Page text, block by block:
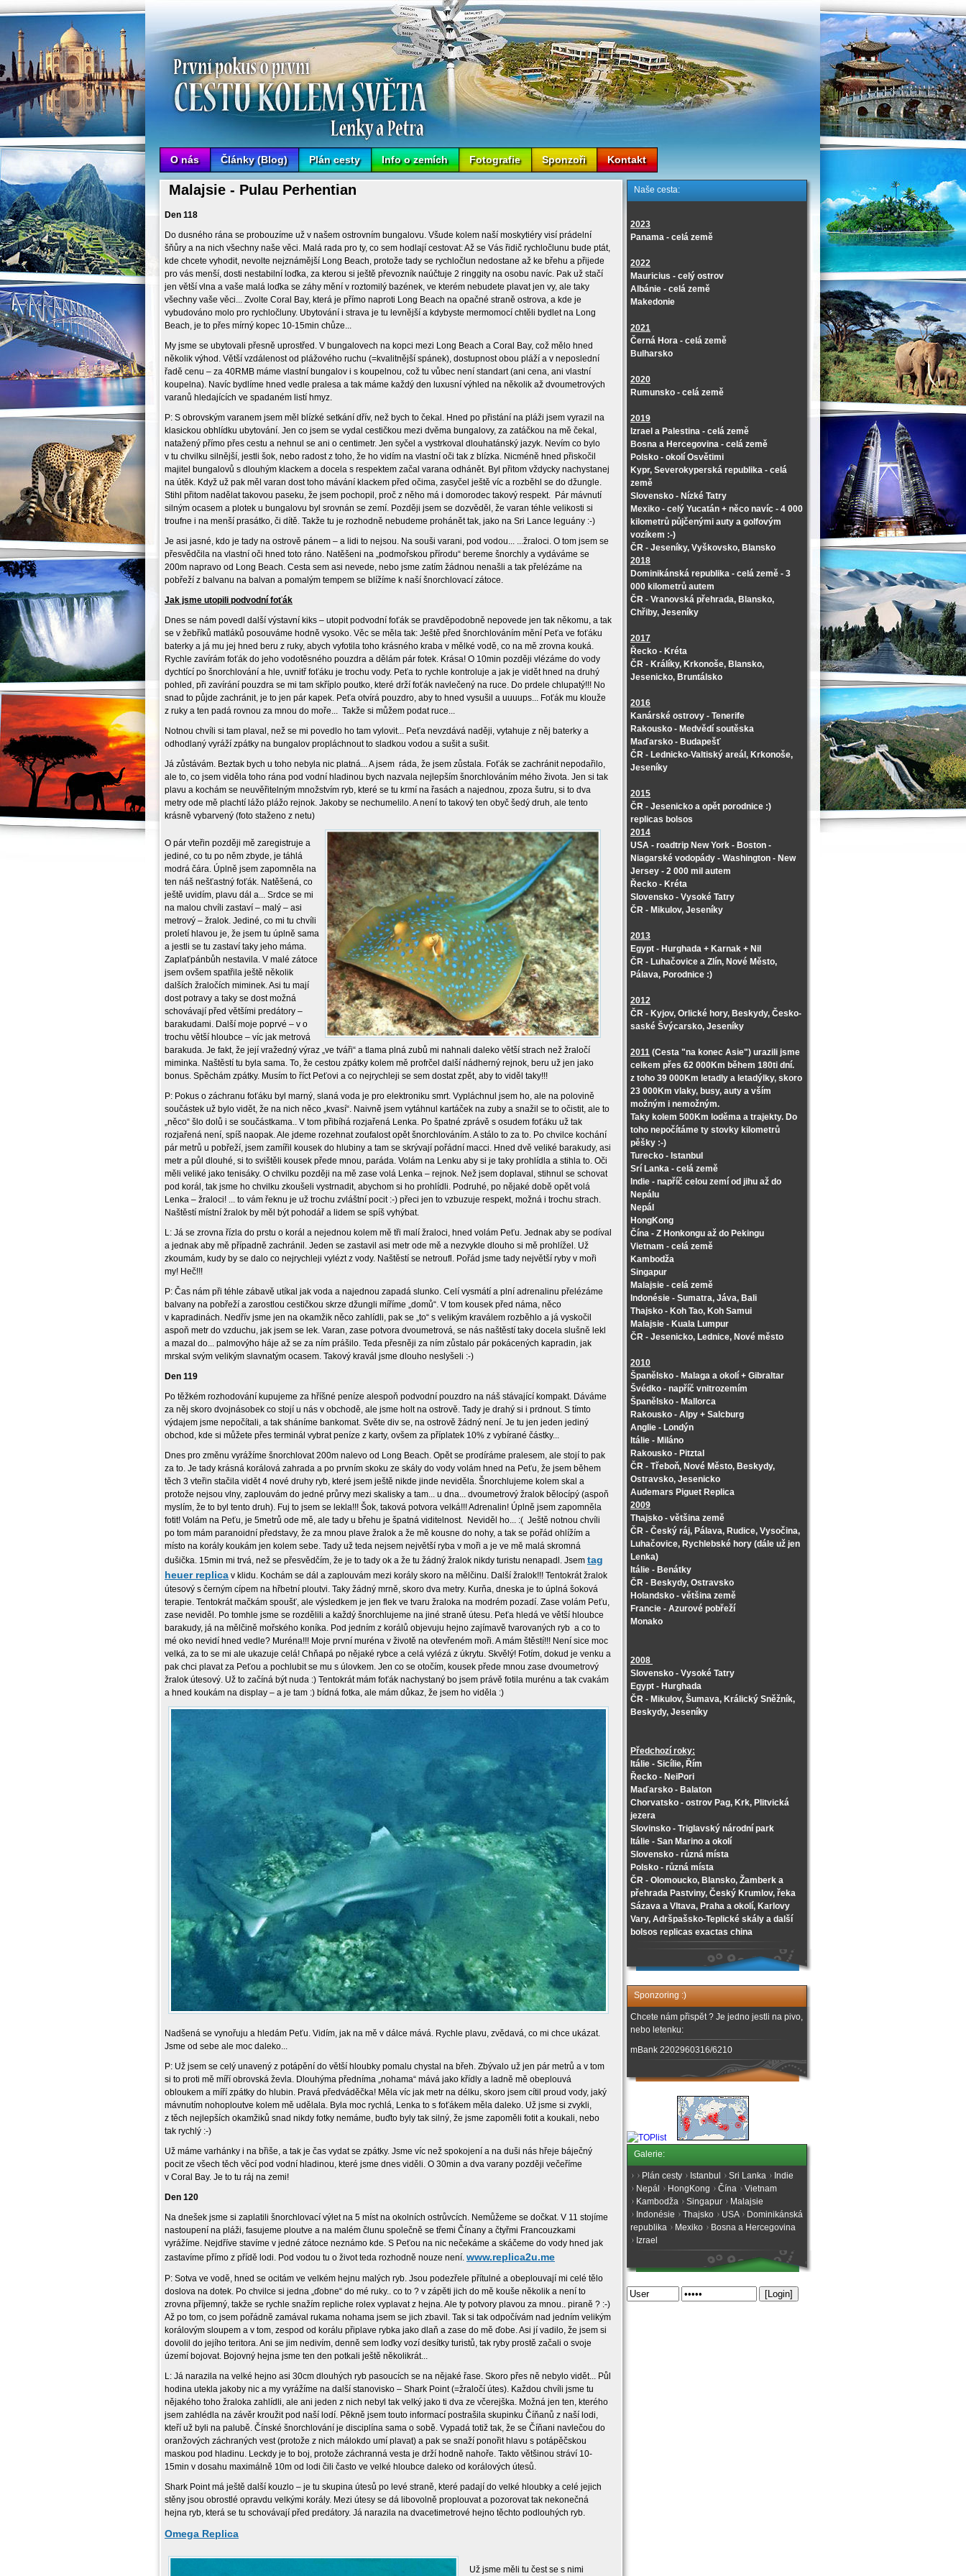
O nás Články (Blog) Plán cesty Info o zemích Fotografie Sponzoři Kontakt
Malajsie - Pulau Perhentian
Den 118
Do dusného rána se probouzíme už v našem ostrovním bungalovu. Všude kolem naší moskytiéry visí prádelní
šňůry a na nich všechny naše věci. Malá rada pro ty, co sem hodlají cestovat: Až se Vás řidič rychločlunu bude ptát,
kde chcete vyhodit, nevolte nejznámější Long Beach, protože tady se rychločlun nedostane až ke břehu a přijede
pro vás menší, dosti nestabilní loďka, za kterou si ještě převozník naúčtuje 2 ringgity na osobu navíc. Pak už stačí
jen větší vlna a vaše malá loďka se záhy mění v roztomilý bazének, ve kterém nebudete plavat jen vy, ale taky
všechny vaše věci... Zvolte Coral Bay, která je přímo naproti Long Beach na opačné straně ostrova, a kde je
vybudováno molo pro rychločluny. Ubytování i strava je tu levnější a kdybyste mermomocí chtěli bydlet na Long
Beach, je to přes mírný kopec 10-15min chůze...
My jsme se ubytovali přesně uprostřed. V bungalovech na kopci mezi Long Beach a Coral Bay, což mělo hned
několik výhod. Větší vzdálenost od plážového ruchu (=kvalitnější spánek), dostupnost obou pláží a v neposlední
řadě cenu – za 40RMB máme vlastní bungalov i s koupelnou, což tu vůbec není standart (ani cena, ani vlastní
koupelna). Navíc bydlíme hned vedle pralesa a tak máme každý den luxusní výhled na několik až dvoumetrových
varanů hledajících ve spadaném listí hmyz.
P: S obrovským varanem jsem měl blízké setkání dřív, než bych to čekal. Hned po přistání na pláži jsem vyrazil na
klasickou obhlídku ubytování. Jen co jsem se vydal cestičkou mezi dvěma bungalovy, za zatáčkou na mě čekal,
natažený přímo přes cestu a nehnul se ani o centimetr. Jen syčel a vystrkoval dlouhatánský jazyk. Nevím co bylo
v tu chvilku silnější, jestli šok, nebo radost z toho, že ho vidím na vlastní oči tak z blízka. Nicméně hned přiskočil
majitel bungalovů s dlouhým klackem a docela s respektem začal varana odhánět. Byl přitom vždycky nachystanej
na útěk. Když už pak měl varan dost toho mávání klackem před očima, zasyčel ještě víc a rozběhl se do džungle.
Stihl přitom nadělat takovou paseku, že jsem pochopil, proč z něho má i domorodec takový respekt. Pár mávnutí
silným ocasem a plotek u bungalovu byl srovnán se zemí. Později jsem se dozvěděl, že varan téhle velikosti si
troufne i na menší prasátko, či dítě. Takže tu je rozhodně nebudeme prohánět tak, jako na Sri Lance leguány :-)
Je asi jasné, kdo je tady na ostrově pánem – a lidi to nejsou. Na souši varani, pod vodou... ...žraloci. O tom jsem se
přesvědčila na vlastní oči hned toto ráno. Natěšeni na „podmořskou přírodu“ bereme šnorchly a vydáváme se
200m napravo od Long Beach. Cesta sem asi nevede, nebo jsme zatím žádnou nenašli a tak přelézáme na
pobřeží z balvanu na balvan a pomalým tempem se blížíme k naší šnorchlovací zátoce.
Jak jsme utopili podvodní foťák
Dnes se nám povedl další výstavní kiks – utopit podvodní foťák se pravděpodobně nepovede jen tak někomu, a tak
se v žebříků matláků posouváme hodně vysoko. Věc se měla tak: Ještě před šnorchlováním mění Peťa ve foťáku
baterky a já mu jej hned beru z ruky, abych vyfotila toho krásného kraba v mělké vodě, co na mě zrovna kouká.
Rychle zavírám foťák do jeho vodotěsného pouzdra a dělám pár fotek. Krása! O 10min později vlézáme do vody
dychtící po šnorchlování a hle, uvnitř foťáku je trochu vody. Peťa to rychle kontroluje a jak je vidět hned na druhý
pohled, při zavírání pouzdra se mi tam skříplo poutko, které drží foťák navlečený na ruce. Do prdele chlupatý!!! No
snad to půjde zachránit, je to jen pár kapek. Peťa otvírá pouzdro, aby to hned vysušil a uuuups... Foťák mu klouže
z ruky a ten padá rovnou za mnou do moře... Takže si můžem podat ruce...
Notnou chvíli si tam plaval, než se mi povedlo ho tam vylovit... Peťa nevzdává naději, vytahuje z něj baterky a
odhodlaný vyráží zpátky na bungalov propláchnout to sladkou vodou a sušit a sušit.
Já zůstávám. Beztak bych u toho nebyla nic platná... A jsem ráda, že jsem zůstala. Foťák se zachránit nepodařilo,
ale to, co jsem viděla toho rána pod vodní hladinou bych nazvala nejlepším šnorchlováním mého života. Jen si tak
plavu a kochám se neuvěřitelným množstvím ryb, které se tu krmí na řasách a najednou, zpoza šutru, si to dva
metry ode mě plachtí lážo plážo rejnok. Jakoby se nechumelilo. A není to takový ten obyč šedý druh, ale tento
krásně vybarvený (foto staženo z netu)
O pár vteřin později mě zaregistruje a
jediné, co tu po něm zbyde, je táhlá
modrá čára. Úplně jsem zapomněla na
ten náš nešťastný foťák. Natěšená, co
ještě uvidím, plavu dál a... Srdce se mi
na malou chvíli zastaví – malý – asi
metrový – žralok. Jediné, co mi tu chvíli
proletí hlavou je, že jsem tu úplně sama
a jestli se tu zastaví taky jeho máma.
Zaplaťpánbůh nestavila. V malé zátoce
jsem ovšem spatřila ještě několik
dalších žraločích miminek. Asi tu mají
dost potravy a taky se dost možná
schovávají před většími predátory –
barakudami. Další moje poprvé – v o
trochu větší hloubce – víc jak metrová
barakuda. Je fakt, že její vražedný výraz „ve tváři“ a tlama plná zubů mi nahnali daleko větší strach než žraločí
miminka. Naštěstí tu byla sama. To, že cestou zpátky kolem mě profrčel další nádherný rejnok, beru už jen jako
bonus. Spěchám zpátky. Musím to říct Peťovi a co nejrychleji se sem dostat zpět, aby to viděl taky!!!
P: Pokus o záchranu foťáku byl marný, slaná voda je pro elektroniku smrt. Vypláchnul jsem ho, ale na polovině
součástek už bylo vidět, že na nich něco „kvasí“. Naivně jsem vytáhnul kartáček na zuby a snažil se to očistit, ale to
„něco“ šlo dolů i se součástkama.. V tom přibíhá rozjařená Lenka. Po špatné zprávě s osudem foťáku už tak
rozjařená není, spíš naopak. Ale jdeme rozehnat zoufalost opět šnorchlováním. A stálo to za to. Po chvilce kochání
pár metrů u pobřeží, jsem zamířil kousek do hlubiny a tam se skrývají pořádní macci. Hned dvě veliké barakudy, asi
metr a půl dlouhé, si to svištěli kousek přede mnou, paráda. Volám na Lenku aby si je taky prohlídla a stihla to. Oči
měli veliké jako tenisáky. O chvilku později na mě zase volá Lenka – rejnok. Než jsem doplaval, stihnul se schovat
pod korál, tak jsme ho chvilku zkoušeli vystrnadit, abychom si ho prohlídli. Podruhé, po nějaké době opět volá
Lenka – žraloci! ... to vám řeknu je už trochu zvláštní pocit :-) přeci jen to vzbuzuje respekt, možná i trochu strach.
Naštěstí místní žralok by měl být pohodář a lidem se spíš vyhýbat.
L: Já se zrovna řízla do prstu o korál a nejednou kolem mě tři malí žraloci, hned volám Peťu. Jednak aby se podíval
a jednak aby mě případně zachránil. Jeden se zastavil asi metr ode mě a nezvykle dlouho si mě prohlížel. Už
zkoumám, kudy by se dalo co nejrychleji vylézt z vody. Naštěstí se netroufl. Pořád jsme tady největší ryby v moři
my! Heč!!!
P: Čas nám při téhle zábavě utíkal jak voda a najednou zapadá slunko. Celí vysmátí a plní adrenalinu přelézáme
balvany na pobřeží a zarostlou cestičkou skrze džungli míříme „domů“. V tom kousek před náma, něco
v kapradinách. Nedřív jsme jen na okamžik něco zahlídli, pak se „to“ s velikým kraválem rozběhlo a já vyskočil
aspoň metr do vzduchu, jak jsem se lek. Varan, zase potvora dvoumetrová, se nás naštěstí taky docela slušně lekl
a mazal do... palmovýho háje až se za ním prášilo. Teda přesněji za ním zůstalo pár pokácených kapradin, jak
mrskal svým velikým slavnatým ocasem. Takový kravál jsme dlouho neslyšeli :-)
Den 119
Po těžkém rozhodování kupujeme za hříšné peníze alespoň podvodní pouzdro na náš stávající kompakt. Dáváme
za něj skoro dvojnásobek co stojí u nás v obchodě, ale jsme holt na ostrově. Tady je drahý si i prdnout. S tímto
výdajem jsme nepočítali, a tak sháníme bankomat. Světe div se, na ostrově žádný není. Je tu jen jeden jediný
obchod, kde si můžete přes terminál vybrat peníze z karty, ovšem za příplatek 10% z vybírané částky...
Dnes pro změnu vyrážíme šnorchlovat 200m nalevo od Long Beach. Opět se prodíráme pralesem, ale stojí to pak
za to. Je tady krásná korálová zahrada a po prvním skoku ze skály do vody volám hned na Peťu, že jsem během
těch 3 vteřin stačila vidět 4 nové druhy ryb, které jsem ještě nikde jinde neviděla. Šnorchlujeme kolem skal a
protože nejsou vlny, zaplouvám do jedné průrvy mezi skalisky a tam... u dna... dvoumetrový žralok bělocípý (aspoň
myslím, že to byl tento druh). Fuj to jsem se lekla!!! Šok, taková potvora velká!!! Adrenalin! Úplně jsem zapomněla
fotit! Volám na Peťu, je 5metrů ode mě, ale tady u břehu je špatná viditelnost. Neviděl ho... :( Ještě notnou chvíli
po tom mám paranoidní představy, že za mnou plave žralok a že mě kousne do nohy, a tak se pořád ohlížím a
místo na korály koukám jen kolem sebe. Tady už teda nejsem největší ryba v moři a je ve mě malá skromná
dušička. 15min mi trvá, než se přesvědčím, že je to tady ok a že tu žádný žralok nikdy turistu nenapadl. Jsem tag
heuer replica v klidu. Kochám se dál a zaplouvám mezi korály skoro na mělčinu. Další žralok!!! Tentokrát žralok
útesový s černým cípem na hřbetní ploutvi. Taky žádný mrně, skoro dva metry. Kurňa, dneska je to úplná šoková
terapie. Tentokrát mačkám spoušť, ale výsledkem je jen flek ve tvaru žraloka na modrém pozadí. Zase volám Peťu,
zase neviděl. Po tomhle jsme se rozdělili a každý šnorchlujeme na jiné straně útesu. Peťa hledá ve větší hloubce
barakudy, já na mělčině mořského koníka. Pod jedním z korálů objevuju hejno zajímavě tvarovaných ryb a co to
mé oko nevidí hned vedle? Muréna!!! Moje první muréna v životě na otevřeném moři. A mám štěstí!!! Není sice moc
velká, za to se mi ale ukazuje celá! Chňapá po nějaké rybce a celá vylézá z úkrytu. Skvělý! Fotím, dokud je venku a
pak chci plavat za Peťou a pochlubit se mu s úlovkem. Jen co se otočím, kousek přede mnou zase dvoumetrový
žralok útesový. Už to začíná být nuda :) Tentokrát mám foťák nachystaný bo jsem právě fotila murénu a tak cvakám
a hned koukám na display – a je tam :) bídná fotka, ale mám důkaz, že jsem ho viděla :)
Nadšená se vynořuju a hledám Peťu. Vidím, jak na mě v dálce mává. Rychle plavu, zvědavá, co mi chce ukázat.
Jsme od sebe ale moc daleko...
P: Už jsem se celý unavený z potápění do větší hloubky pomalu chystal na břeh. Zbývalo už jen pár metrů a v tom
si to proti mě míří obrovská ževla. Dlouhýma předníma „nohama“ mává jako křídly a ladně mě obeplouvá
obloukem a míří zpátky do hlubin. Pravá předváděčka! Měla víc jak metr na délku, skoro jsem cítil proud vody, jaký
mávnutím nohoploutve kolem mě udělala. Byla moc rychlá, Lenka to s foťákem měla daleko. Už jsme si zvykli,
z těch nejlepších okamžiků snad nikdy fotky nemáme, buďto byly tak silný, že jsme zapoměli fotit a koukali, nebo
tak rychlý :-)
Už máme varhánky i na břiše, a tak je čas vydat se zpátky. Jsme víc než spokojení a na duši nás hřeje báječný
pocit ze všech těch věcí pod vodní hladinou, které jsme dnes viděli. O 30min a dva varany později večeříme
v Coral Bay. Je to tu ráj na zemi!
Den 120
Na dnešek jsme si zaplatili šnorchlovací výlet na 5 míst na okolních ostrůvcích. Nemůžeme se dočkat. V 11 stojíme
nastoupení na pláži, fasujeme ploutve a na malém člunu společně se třemi Čínany a čtyřmi Francouzkami
vyrážíme. Nejdříve stavíme v jedné zátoce neznámo kde. S Peťou na nic nečekáme a skáčeme do vody hned jak
zastavíme přímo z přídě lodi. Pod vodou tu o život teda rozhodně nouze není. www.replica2u.me
P: Sotva ve vodě, hned se ocitám ve velkém hejnu malých ryb. Jsou podezřele přítulné a obeplouvají mi celé tělo
doslova na dotek. Po chvilce si jedna „ďobne“ do mé ruky.. co to ? v zápěti jich do mě kouše několik a není to
zrovna příjemný, takže se rychle snažím repliche rolex vyplavat z hejna. Ale ty potvory plavou za mnou.. piraně ? :-)
Až po tom, co jsem pořádně zamával rukama nohama jsem se jich zbavil. Tak si tak odpočívám nad jedním velikým
korálovým sloupem a v tom, zespod od korálu připlave rybka jako dlaň a zase do mě ďobe. Asi jí vadilo, že jsem si
dovolil do jejího teritora. Ani se jim nedivím, denně sem loďky vozí desítky turistů, tak ryby prostě začali o svoje
území bojovat. Bojovný hejna jsme ten den potkali ještě několikrát...
L: Já narazila na velké hejno asi 30cm dlouhých ryb pasoucích se na nějaké řase. Skoro přes ně nebylo vidět... Půl
hodina utekla jakoby nic a my vyrážíme na další stanovisko – Shark Point (=žraločí útes). Každou chvíli jsme tu
nějakého toho žraloka zahlídli, ale ani jeden z nich nebyl tak velký jako ti dva ze včerejška. Možná jen ten, kterého
jsem zahlédla na závěr kroužit pod naší lodí. Pěkně jsem touto informací postrašila skupinku Číňanů z naší lodi,
kteří už byli na palubě. Čínské šnorchlování je disciplína sama o sobě. Vypadá totiž tak, že se Číňani navlečou do
oranžových záchraných vest (protože z nich málokdo umí plavat) a pak se snaží ponořit hlavu s potápěčskou
maskou pod hladinu. Leckdy je to boj, protože záchranná vesta je drží hodně nahoře. Takto většinou stráví 10-
15min v dosahu maximálně 10m od lodi čili často ve velké hloubce daleko od korálových útesů.
Shark Point má ještě další kouzlo – je tu skupina útesů po levé straně, které padají do velké hloubky a celé jejich
stěny jsou obrostlé opravdu velkými korály. Mezi útesy se dá libovolně proplouvat a pozorovat tak nekonečná
hejna ryb, která se tu schovávají před predátory. Já narazila na dvacetimetrové hejno těchto podlouhých ryb.
Omega Replica
Už jsme měli tu čest se s nimi
Naše cesta:
2023
Panama - celá země
2022
Mauricius - celý ostrov
Albánie - celá země
Makedonie
2021
Černá Hora - celá země
Bulharsko
2020
Rumunsko - celá země
2019
Izrael a Palestina - celá země
Bosna a Hercegovina - celá země
Polsko - okolí Osvětimi
Kypr, Severokyperská republika - celá
země
Slovensko - Nízké Tatry
Mexiko - celý Yucatán + něco navíc - 4 000
kilometrů půjčenými auty a golfovým
vozíkem :-)
ČR - Jeseníky, Vyškovsko, Blansko
2018
Dominikánská republika - celá země - 3
000 kilometrů autem
ČR - Vranovská přehrada, Blansko,
Chřiby, Jeseníky
2017
Řecko - Kréta
ČR - Králíky, Krkonoše, Blansko,
Jesenicko, Bruntálsko
2016
Kanárské ostrovy - Tenerife
Rakousko - Medvědí soutěska
Maďarsko - Budapešť
ČR - Lednicko-Valtiský areál, Krkonoše,
Jeseníky
2015
ČR - Jesenicko a opět porodnice :)
replicas bolsos
2014
USA - roadtrip New York - Boston -
Niagarské vodopády - Washington - New
Jersey - 2 000 mil autem
Řecko - Kréta
Slovensko - Vysoké Tatry
ČR - Mikulov, Jeseníky
2013
Egypt - Hurghada + Karnak + Nil
ČR - Luhačovice a Zlín, Nové Město,
Pálava, Porodnice :)
2012
ČR - Kyjov, Orlické hory, Beskydy, Česko-
saské Švýcarsko, Jeseníky
2011 (Cesta "na konec Asie") urazili jsme
celkem přes 62 000Km během 180ti dní.
z toho 39 000Km letadly a letadýlky, skoro
23 000Km vlaky, busy, auty a vším
možným i nemožným.
Taky kolem 500Km loděma a trajekty. Do
toho nepočítáme ty stovky kilometrů
pěšky :-)
Turecko - Istanbul
Srí Lanka - celá země
Indie - napříč celou zemí od jihu až do
Nepálu
Nepál
HongKong
Čína - Z Honkongu až do Pekingu
Vietnam - celá země
Kambodža
Singapur
Malajsie - celá země
Indonésie - Sumatra, Jáva, Bali
Thajsko - Koh Tao, Koh Samui
Malajsie - Kuala Lumpur
ČR - Jesenicko, Lednice, Nové město
2010
Španělsko - Malaga a okolí + Gibraltar
Švédko - napříč vnitrozemím
Španělsko - Mallorca
Rakousko - Alpy + Salcburg
Anglie - Londýn
Itálie - Miláno
Rakousko - Pitztal
ČR - Třeboň, Nové Město, Beskydy,
Ostravsko, Jesenicko
Audemars Piguet Replica
2009
Thajsko - většina země
ČR - Český ráj, Pálava, Rudice, Vysočina,
Luhačovice, Rychlebské hory (dále už jen
Lenka)
Itálie - Benátky
ČR - Beskydy, Ostravsko
Holandsko - většina země
Francie - Azurové pobřeží
Monako
2008
Slovensko - Vysoké Tatry
Egypt - Hurghada
ČR - Mikulov, Šumava, Králický Sněžník,
Beskydy, Jeseníky
Předchozí roky:
Itálie - Sicílie, Řím
Řecko - NeiPori
Maďarsko - Balaton
Chorvatsko - ostrov Pag, Krk, Plitvická
jezera
Slovinsko - Triglavský národní park
Itálie - San Marino a okolí
Slovensko - různá místa
Polsko - různá místa
ČR - Olomoucko, Blansko, Žamberk a
přehrada Pastviny, Český Krumlov, řeka
Sázava a Vltava, Praha a okolí, Karlovy
Vary, Adršpašsko-Teplické skály a další
bolsos replicas exactas china
Sponzoring :)
Chcete nám přispět ? Je jedno jestli na pivo,
nebo letenku:
mBank 2202960316/6210
Galerie:
Plán cesty Istanbul Sri Lanka
Indie
Nepál
HongKong Čína
Vietnam
Kambodža
Singapur
Malajsie
Indonésie
Thajsko USA
Dominikánská
republika
Mexiko
Bosna a Hercegovina
Izrael